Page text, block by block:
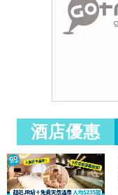
酒店優惠